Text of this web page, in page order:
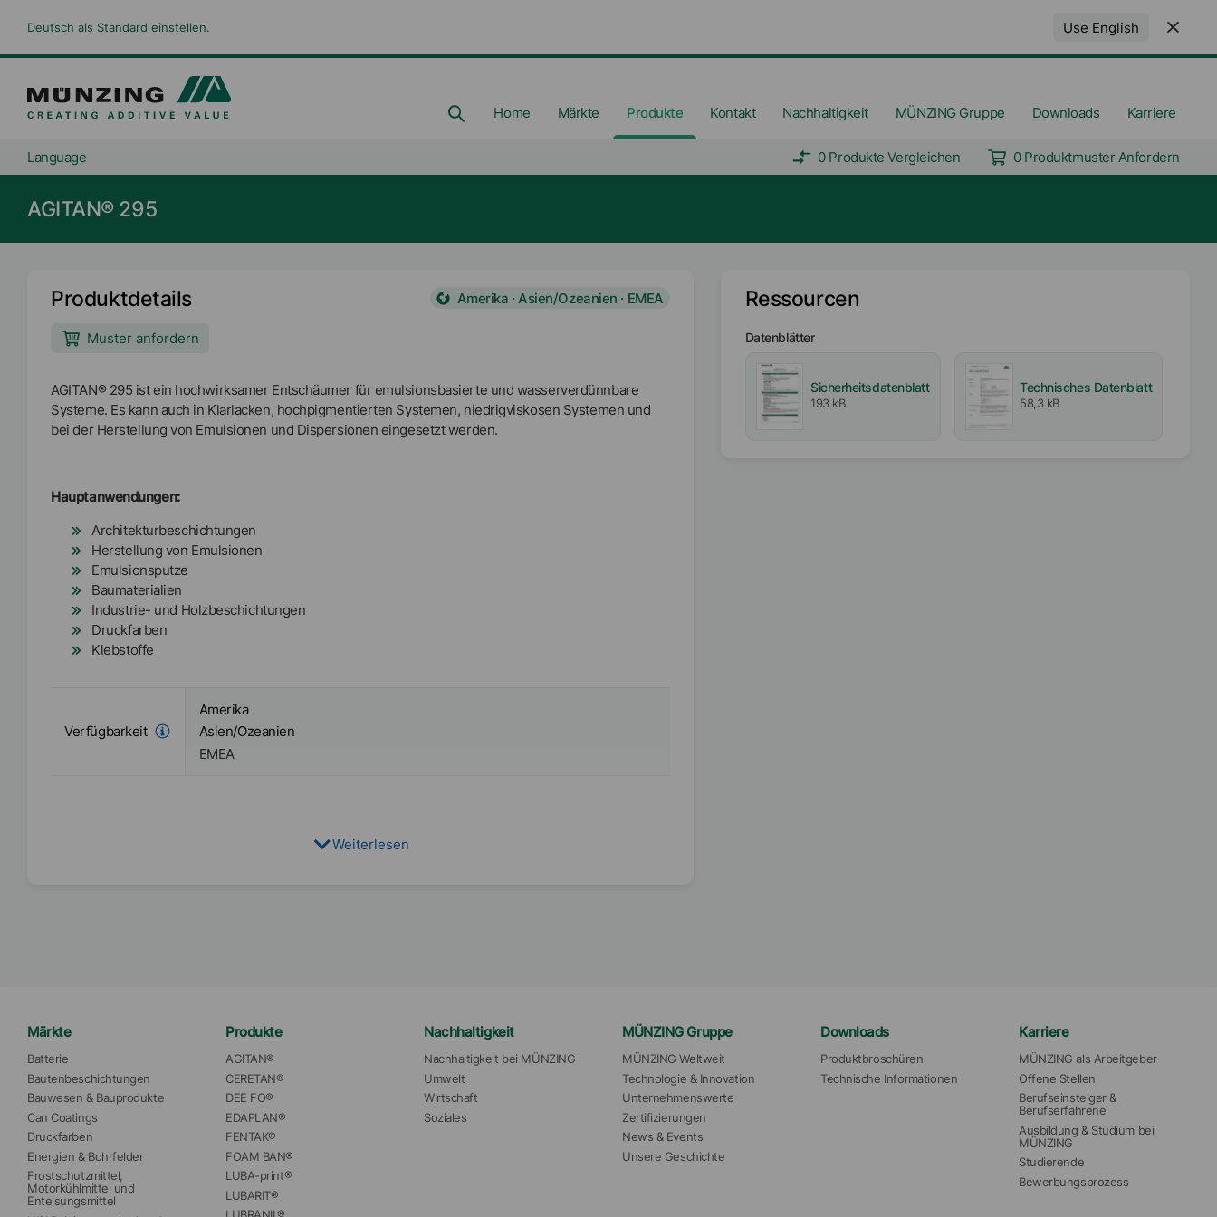
Deutsch als Standard einstellen. Use English
Home Märkte Produkte Kontakt Nachhaltigkeit MÜNZING Gruppe Downloads Karriere
Language 0 Produkte Vergleichen 0 Produktmuster Anfordern
AGITAN® 295
Amerika · Asien/Ozeanien · EMEA
Produktdetails
Muster anfordern
AGITAN® 295 ist ein hochwirksamer Entschäumer für emulsionsbasierte und wasserverdünnbare
Systeme. Es kann auch in Klarlacken, hochpigmentierten Systemen, niedrigviskosen Systemen und
bei der Herstellung von Emulsionen und Dispersionen eingesetzt werden.
Hauptanwendungen:
Architekturbeschichtungen
Herstellung von Emulsionen
Emulsionsputze
Baumaterialien
Industrie- und Holzbeschichtungen
Druckfarben
Klebstoffe
Verfügbarkeit
Amerika
Asien/Ozeanien
EMEA
Weiterlesen
Ressourcen
Datenblätter
Sicherheitsdatenblatt
193 kB
Technisches Datenblatt
58,3 kB
Märkte
Batterie
Bautenbeschichtungen
Bauwesen & Bauprodukte
Can Coatings
Druckfarben
Energien & Bohrfelder
Frostschutzmittel,
Motorkühlmittel und
Enteisungsmittel
Produkte
AGITAN®
CERETAN®
DEE FO®
EDAPLAN®
FENTAK®
FOAM BAN®
LUBA-print®
LUBARIT®
Nachhaltigkeit
Nachhaltigkeit bei MÜNZING
Umwelt
Wirtschaft
Soziales
MÜNZING Gruppe
MÜNZING Weltweit
Technologie & Innovation
Unternehmenswerte
Zertifizierungen
News & Events
Unsere Geschichte
Downloads
Produktbroschüren
Technische Informationen
Karriere
MÜNZING als Arbeitgeber
Offene Stellen
Berufseinsteiger &
Berufserfahrene
Ausbildung & Studium bei
MÜNZING
Studierende
Bewerbungsprozess